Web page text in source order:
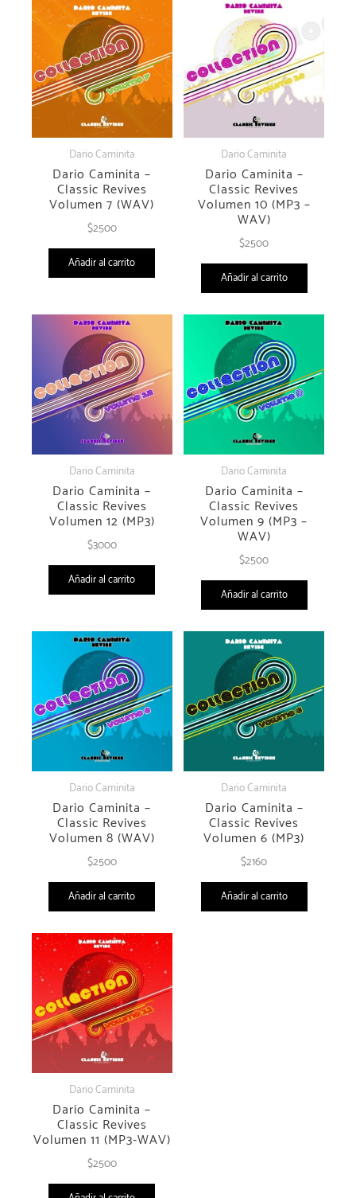
Nik Kershaw - Wouldnt It Be Good
(Dario Caminita Revibe)
Olivia Newton-John - Magic (Dario
Caminita Revibe)
Scatman John - Scatman (Dario
Caminita Revibe)
Supertramp - The Logical Song
The Cardigans - Lovefool (Dario
Caminita Revibe)
The Cars - Drive (Dario Caminita
Revibe)
Tina Charles - I Love To Love (Dario
Yazoo - Dont Go (Dario Caminita
Revibe)
Productos relacionados
Volumen 14 (MP3)
$ 3000
Añadir al carrito
Dario Caminita
Dario Caminita –
Collection
$ 40000
Añadir al carrito
Dario Caminita
Dario Caminita –
Volumen 7 (WAV)
$2500
Añadir al carrito
Dario Caminita
Dario Caminita –